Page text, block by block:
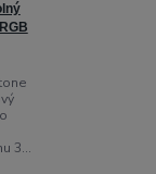
3...